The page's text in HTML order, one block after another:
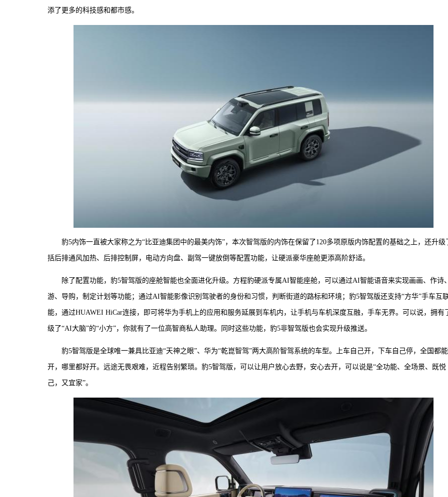
添了更多的科技感和都市感。
豹5内饰一直被大家称之为“比亚迪集团中的最美内饰”，本次智驾版的内饰在保留了120多项原版内饰配置的基础之上，还升级
括后排通风加热、后排控制屏，电动方向盘、副驾一键放倒等配置功能，让硬派豪华座舱更添高阶舒适。
除了配置功能，豹5智驾版的座舱智能也全面进化升级。方程豹硬派专属AI智能座舱，可以通过AI智能语音来实现画画、作诗
游、导购，制定计划等功能；通过AI智能影像识别驾驶者的身份和习惯，判断街道的路标和环境；豹5智驾版还支持“方华”手车互
能，通过HUAWEI HiCar连接，即可将华为手机上的应用和服务延展到车机内，让手机与车机深度互融，手车无界。可以说，拥有
级了“AI大脑”的“小方”，你就有了一位高智商私人助理。同时这些功能，豹5非智驾版也会实现升级推送。
豹5智驾版是全球唯一兼具比亚迪“天神之眼”、华为“乾崑智驾”两大高阶智驾系统的车型。上车自己开，下车自己停，全国都能
开，哪里都好开。远途无畏艰难，近程告别繁琐。豹5智驾版，可以让用户放心去野，安心去开，可以说是“全功能、全场景、既悦
己，又宜家”。